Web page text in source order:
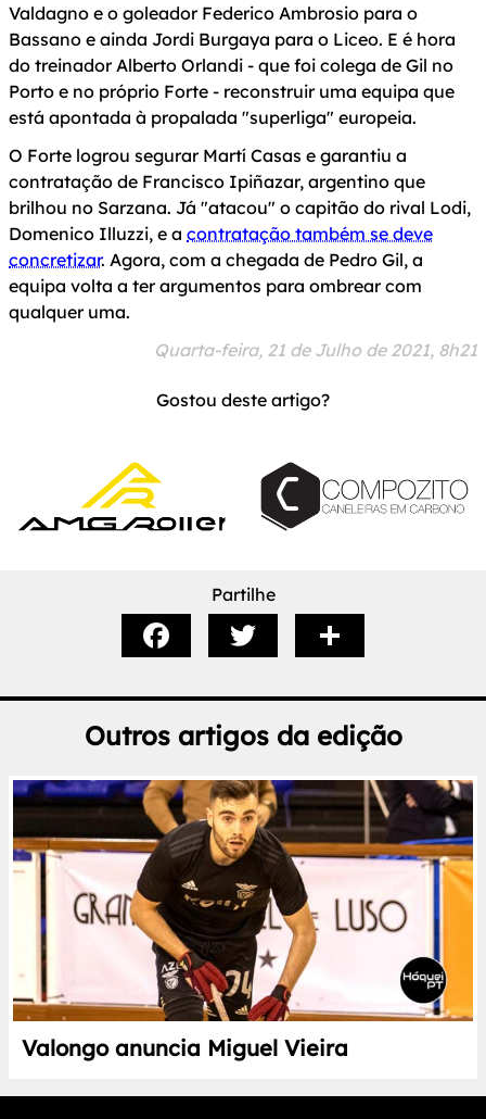
Valdagno e o goleador Federico Ambrosio para o
Bassano e ainda Jordi Burgaya para o Liceo. E é hora
do treinador Alberto Orlandi - que foi colega de Gil no
Porto e no próprio Forte - reconstruir uma equipa que
está apontada à propalada "superliga" europeia.
O Forte logrou segurar Martí Casas e garantiu a
contratação de Francisco Ipiñazar, argentino que
brilhou no Sarzana. Já "atacou" o capitão do rival Lodi,
Domenico Illuzzi, e a contratação também se deve
concretizar. Agora, com a chegada de Pedro Gil, a
equipa volta a ter argumentos para ombrear com
qualquer uma.
Quarta-feira, 21 de Julho de 2021, 8h21
Gostou deste artigo?
Partilhe
Outros artigos da edição
Valongo anuncia Miguel Vieira